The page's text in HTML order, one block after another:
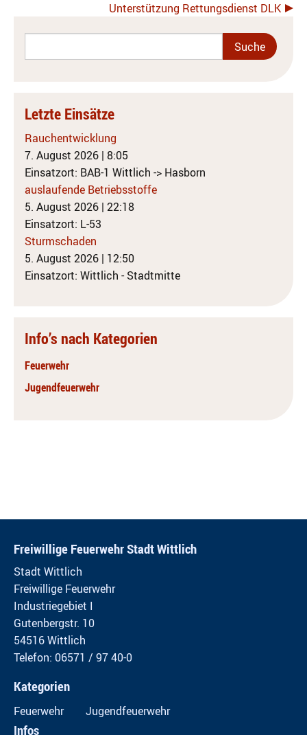
Unterstützung Rettungsdienst DLK
Letzte Einsätze
Rauchentwicklung
7. August 2026 | 8:05
Einsatzort: BAB-1 Wittlich -> Hasborn
auslaufende Betriebsstoffe
5. August 2026 | 22:18
Einsatzort: L-53
Sturmschaden
5. August 2026 | 12:50
Einsatzort: Wittlich - Stadtmitte
Info’s nach Kategorien
Feuerwehr
Jugendfeuerwehr
Freiwillige Feuerwehr Stadt Wittlich
Stadt Wittlich
Freiwillige Feuerwehr
Industriegebiet I
Gutenbergstr. 10
54516 Wittlich
Telefon: 06571 / 97 40-0
Kategorien
Feuerwehr Jugendfeuerwehr
Infos